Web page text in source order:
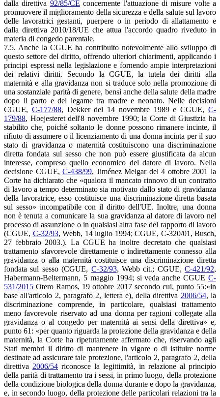
dalla direttiva 92/85/CE concernente l'attuazione di misure volte a
promuovere il miglioramento della sicurezza e della salute sul lavoro
delle lavoratrici gestanti, puerpere o in periodo di allattamento e
dalla direttiva 2010/18/UE che attua l'accordo quadro riveduto in
materia di congedo parentale.
7.5. Anche la CGUE ha contribuito notevolmente allo sviluppo di
questo settore del diritto, offrendo ulteriori chiarimenti, applicando i
principi espressi nella legislazione e fornendo ampie interpretazioni
dei relativi diritti. Secondo la CGUE, la tutela dei diritti alla
maternità e alla gravidanza non si traduce solo nella promozione di
una sostanziale parità di genere, bensì anche della salute della madre
dopo il parto e del legame tra madre e neonato. Nelle decisioni
CGUE, C-177/88, Dekker del 14 novembre 1989 e CGUE,C-
179/88, Hoejesteret dell'8 novembre 1990; la Corte di Giustizia ha
stabilito che, poiché soltanto le donne possono rimanere incinte, il
rifiuto di assumere o il licenziamento di una donna incinta per il suo
stato di gravidanza o maternità costituiscono una discriminazione
diretta fondata sul sesso che non può essere giustificata da alcun
interesse, compreso quello economico del datore di lavoro. Nella
decisione CGUE,C-438/99, Jiménez Melgar del 4 ottobre 2001 la
Corte ha dichiarato che «qualora il mancato rinnovo di un contratto
di lavoro a tempo determinato sia motivato dallo stato di gravidanza
della lavoratrice, esso costituisce una discriminazione diretta basata
sul sesso» incompatibile con il diritto dell'UE. Inoltre, una donna
non è tenuta a comunicare la sua gravidanza al datore di lavoro nel
processo di assunzione o in qualsiasi altra fase del rapporto di lavoro
(CGUE, C-32/93, Webb, 14 luglio 1994; CGUE, C-320/01, Busch,
27 febbraio 2003.). La CGUE ha inoltre decretato che qualsiasi
trattamento sfavorevole direttamente o indirettamente connesso alla
gravidanza o alla maternità costituisce una discriminazione diretta
fondata sul sesso (CGUE, C-32/93, Webb cit.; CGUE, C-421/92,
Habermann-Beltermann, 5 maggio 1994; si veda anche CGUE C-
531/2015 Otero Ramos, 19 ottobre 2017 secondo cui, punto 55:«in
base all'articolo 2, paragrafo 2, lettera e), della direttiva 2006/54, la
discriminazione comprende, in particolare, qualsiasi trattamento
meno favorevole riservato ad una donna per ragioni collegate alla
gravidanza o al congedo per maternità ai sensi della direttiva» e,
punto 61: «per quanto riguarda la protezione della gravidanza e della
maternità, la Corte ha ripetutamente affermato che, riservando agli
Stati membri il diritto di mantenere in vigore o di istituire norme
destinate ad assicurare tale protezione, l'articolo 2, paragrafo 2, della
direttiva 2006/54 riconosce la legittimità, in relazione al principio
della parità di trattamento tra i sessi, in primo luogo, della protezione
della condizione biologica della donna durante e dopo la gravidanza,
e, in secondo luogo, della protezione delle particolari relazioni tra la